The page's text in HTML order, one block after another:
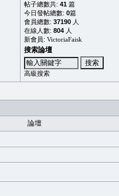
帖子總數共: 41 篇
今日發帖總數: 0篇
會員總數: 37190 人
在線人數: 804 人
新會員: VictoriaFaisk
搜索論壇
高級搜索
論壇